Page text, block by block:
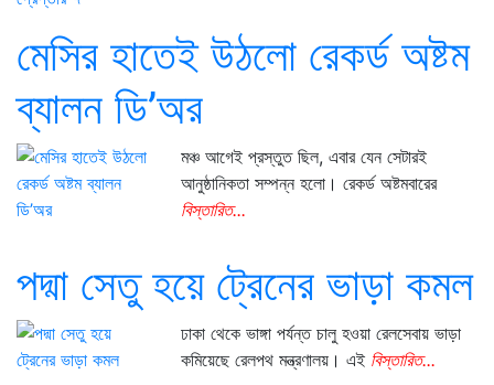
মেসির হাতেই উঠলো রেকর্ড অষ্টম
ব্যালন ডি’অর
মঞ্চ আগেই প্রস্তুত ছিল, এবার যেন সেটারই
আনুষ্ঠানিকতা সম্পন্ন হলো। রেকর্ড অষ্টমবারের
বিস্তারিত...
পদ্মা সেতু হয়ে ট্রেনের ভাড়া কমল
ঢাকা থেকে ভাঙ্গা পর্যন্ত চালু হওয়া রেলসেবায় ভাড়া
কমিয়েছে রেলপথ মন্ত্রণালয়। এই বিস্তারিত...